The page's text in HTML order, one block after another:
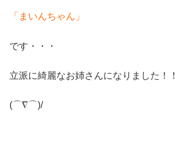
「まいんちゃん」
です・・・
立派に綺麗なお姉さんになりました！！
(⌒∇⌒)/